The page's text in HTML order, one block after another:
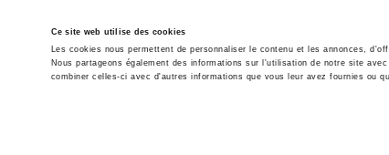
Ce site web utilise des cookies
Les cookies nous permettent de personnaliser le contenu et les annonces,
Nous partageons également des informations sur l'utilisation de notre site
combiner celles-ci avec d'autres informations que vous leur avez fournies ou
Home Environment